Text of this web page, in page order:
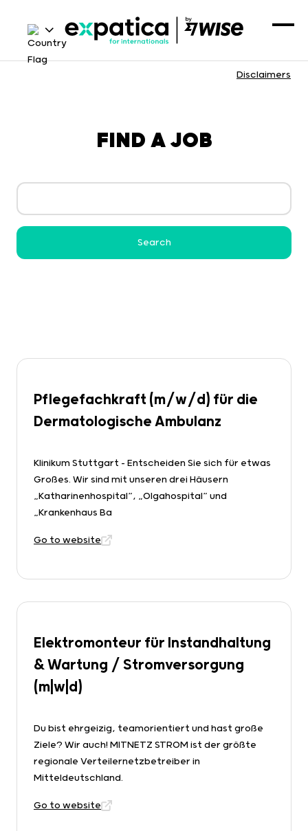
Disclaimers
FIND A JOB
Search
Pflegefachkraft (m/w/d) für die
Dermatologische Ambulanz
Klinikum Stuttgart - Entscheiden Sie sich für etwas
Großes. Wir sind mit unseren drei Häusern
„Katharinenhospital“, „Olgahospital“ und
„Krankenhaus Ba
Go to website
Elektromonteur für Instandhaltung
& Wartung / Stromversorgung
(m|w|d)
Du bist ehrgeizig, teamorientiert und hast große
Ziele? Wir auch! MITNETZ STROM ist der größte
regionale Verteilernetzbetreiber in
Mitteldeutschland.
Go to website